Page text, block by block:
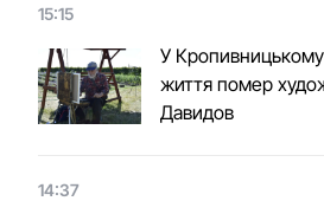
15:15
У
життя помер
Давидов
14:37